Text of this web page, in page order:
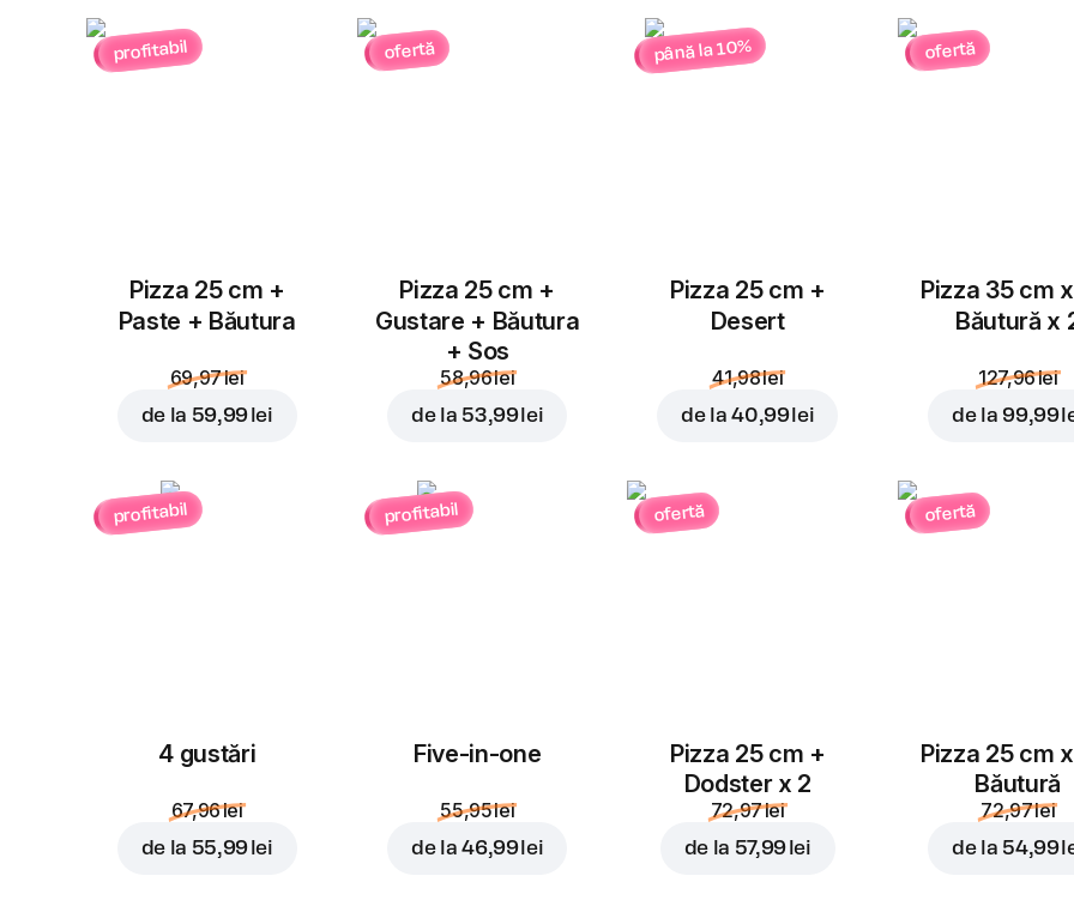
profitabil
Pizza 25 cm +
Paste + Băutura
69,97 lei
de la 59,99 lei
ofertă
Pizza 25 cm +
Gustare + Băutura
+ Sos
58,96 lei
de la 53,99 lei
până la 10%
Pizza 25 cm +
Desert
41,98 lei
de la40,99 lei
ofertă
Pizza 35 cm
Băutură x
127,96 lei
de la 99,99
profitabil
4 gustări
67,96 lei
de la 55,99 lei
profitabil
Five-in-one
55,95 lei
de la46,99 lei
ofertă
Pizza 25 cm +
Dodster x 2
72,97 lei
de la 57,99 lei
ofertă
Pizza 25 cm
Băutură
72,97 lei
de la 54,99